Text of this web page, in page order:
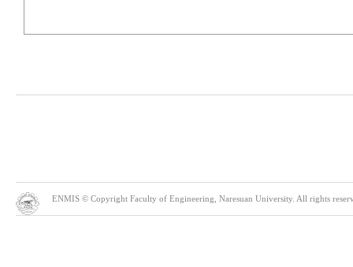
ENMIS © Copyright Faculty of Engineering, Naresuan University. All rights